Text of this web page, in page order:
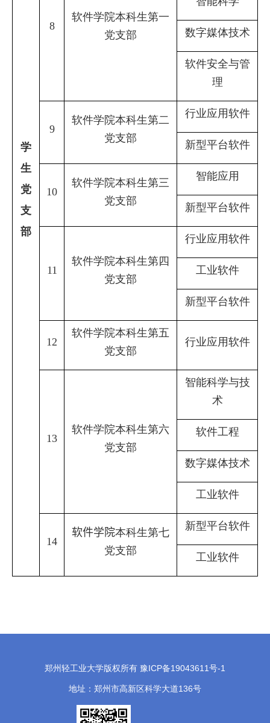
学
生
党
支
部
8
软件学院本科生第一
党支部
数字媒体技术
软件安全与管
理
9
软件学院本科生第二
党支部
行业应用软件
新型平台软件
10
软件学院本科生第三
党支部
智能应用
新型平台软件
11
软件学院本科生第四
党支部
行业应用软件
工业软件
新型平台软件
12
软件学院本科生第五
党支部
行业应用软件
13
软件学院本科生第六
党支部
智能科学与技
术
软件工程
数字媒体技术
工业软件
14
软件学院本科生第七
党支部
新型平台软件
工业软件
郑州轻工业大学版权所有 豫ICP备19043611号-1
地址：郑州市高新区科学大道136号